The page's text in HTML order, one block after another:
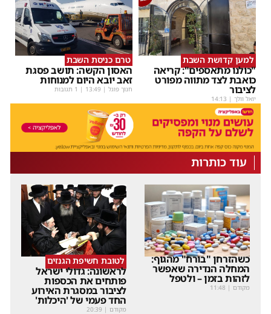
למען קדושת השבת
"כולנו מתאספים": קריאה
כואבת לצד מתווה מפורט
לציבור
יואל וולך |
14:13
טרם כניסת השבת
האסון הקשה: תושב פסגת
זאב יובא היום למנוחות
חנוך פוגל |
13:49 | 1 תגובות
עוד כותרות
כשהזרחן "בורח" מהגוף:
המחלה הנדירה שאפשר
לזהות בזמן – ולטפל
מקודם |
11:48
לטובת חשיפת הגנזים
לראשונה: גדולי ישראל
פותחים את הכספות
לציבור במסגרת האירוע
החד פעמי של 'היכלות'
מקודם |
20:39